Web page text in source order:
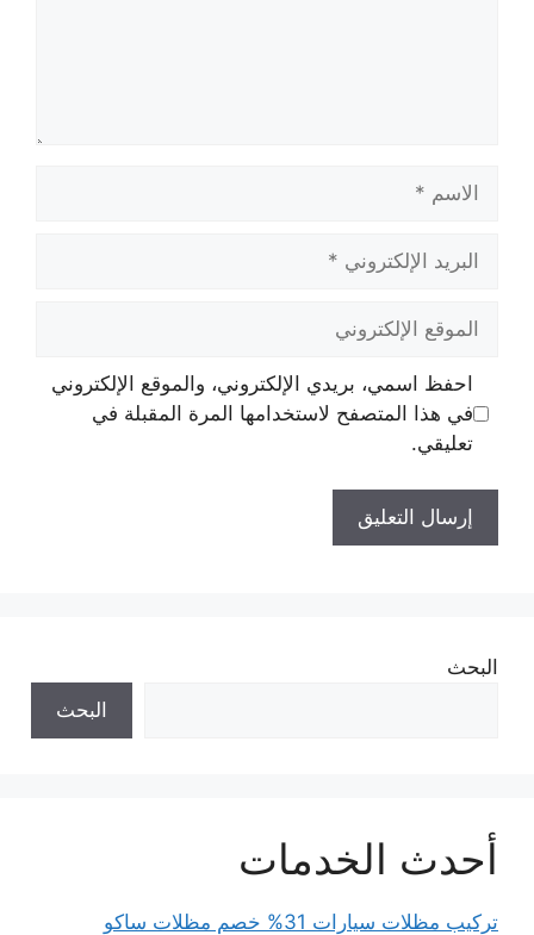
الاسم
البريد
الإلكتروني
الموقع
الإلكتروني
احفظ اسمي، بريدي الإلكتروني، والموقع الإلكتروني
في هذا المتصفح لاستخدامها المرة المقبلة في
تعليقي.
البحث
البحث
أحدث الخدمات
تركيب مظلات سيارات 31% خصم مظلات ساكو